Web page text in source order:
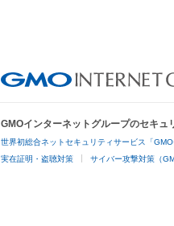
GMOインターネットグループのセキュ
世界初総合ネットセキュリティサービス「GMO
実在証明・盗聴対策 サイバー攻撃対策（